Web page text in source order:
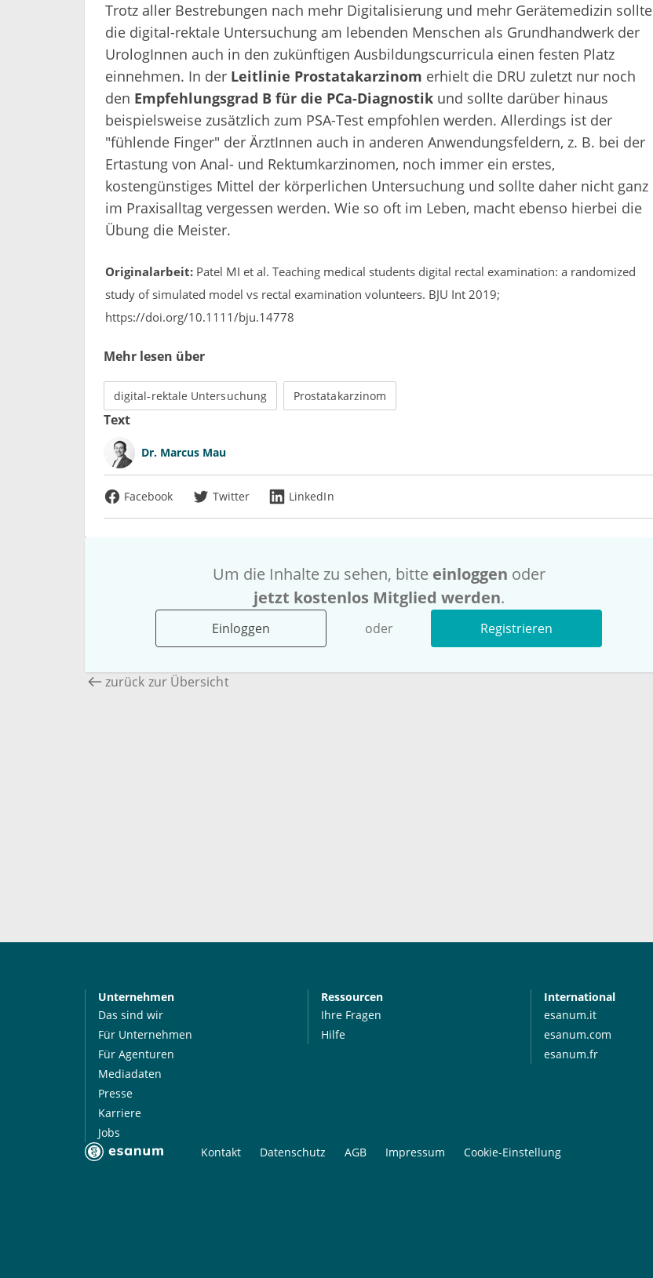
Trotz aller Bestrebungen nach mehr Digitalisierung und mehr Gerätemedizin sollte
die digital-rektale Untersuchung am lebenden Menschen als Grundhandwerk der
UrologInnen auch in den zukünftigen Ausbildungscurricula einen festen Platz
einnehmen. In der Leitlinie Prostatakarzinom erhielt die DRU zuletzt nur noch
den Empfehlungsgrad B für die PCa-Diagnostikund sollte darüber hinaus
beispielsweise zusätzlich zum PSA-Test empfohlen werden. Allerdings ist der
"fühlende Finger" der ÄrztInnen auch in anderen Anwendungsfeldern, z. B. bei der
Ertastung von Anal- und Rektumkarzinomen, noch immer ein erstes,
kostengünstiges Mittel der körperlichen Untersuchung und sollte daher nicht ganz
im Praxisalltag vergessen werden. Wie so oft im Leben, macht ebenso hierbei die
Übung die Meister.
Originalarbeit:Patel MI et al. Teaching medical students digital rectal examination: a randomized
study of simulated model vs rectal examination volunteers. BJU Int 2019;
https://doi.org/10.1111/bju.14778
Mehr lesen über
digital-rektale Untersuchung Prostatakarzinom
Text
Dr. Marcus Mau
Facebook Twitter LinkedIn
Um die Inhalte zu sehen, bitte einloggen oder
jetzt kostenlos Mitglied werden.
Einloggen oder Registrieren
zurück zur Übersicht
Unternehmen
Das sind wir
Für Unternehmen
Für Agenturen
Mediadaten
Presse
Karriere
Jobs
Ressourcen
Ihre Fragen
Hilfe
International
esanum.it
esanum.com
esanum.fr
Kontakt Datenschutz AGB Impressum Cookie-Einstellung